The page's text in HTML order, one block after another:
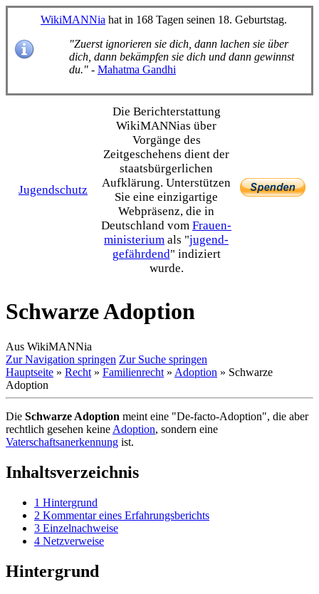
WikiMANNia hat in 168 Tagen seinen 18. Geburtstag.
"Zuerst ignorieren sie dich, dann lachen sie über
dich, dann bekämpfen sie dich und dann gewinnst
du." - Mahatma Gandhi
Jugendschutz
Die Bericht­erstattung
WikiMANNias über
Vorgänge des
Zeitgeschehens dient der
staats­bürgerlichen
Aufklärung. Unterstützen
Sie eine einzig­artige
Webpräsenz, die in
Deutschland vom Frauen­
ministerium als "jugend­
gefährdend" indiziert
wurde.
Schwarze Adoption
Aus WikiMANNia
Zur Navigation springen Zur Suche springen
Hauptseite » Recht » Familienrecht » Adoption » Schwarze
Adoption
Die Schwarze Adoption meint eine "De-facto-Adoption", die aber
rechtlich gesehen keine Adoption, sondern eine
Vaterschaftsanerkennung ist.
Inhaltsverzeichnis
1 Hintergrund
2 Kommentar eines Erfahrungsberichts
3 Einzelnachweise
4 Netzverweise
Hintergrund